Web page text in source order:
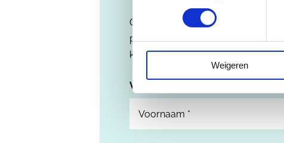
Weigeren
Ontdek de vele manieren waarop
professioneel kunt integreren in je
klanten of collega’s.
Voornaam